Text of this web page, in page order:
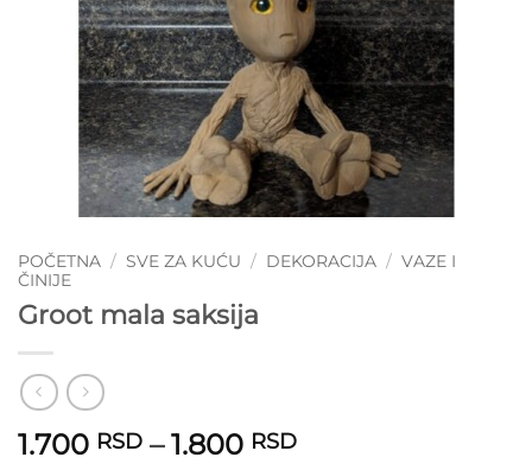
POČETNA / SVE ZA KUĆU / DEKORACIJA / VAZE I
ČINIJE
Groot mala saksija
1.700 RSD – 1.800 RSDRaspon